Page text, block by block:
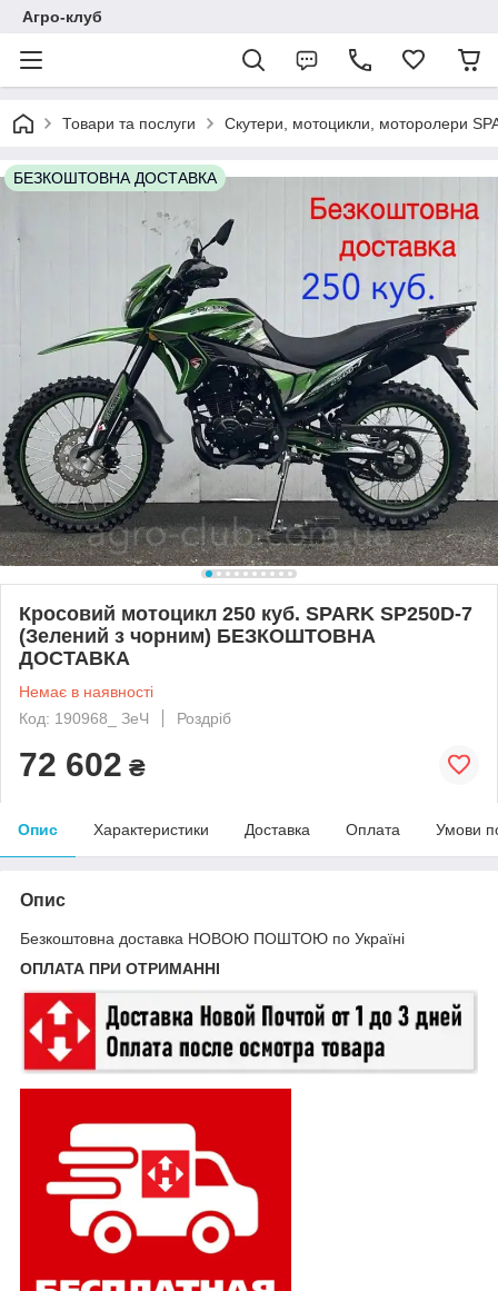
Агро-клуб
Товари та послуги Скутери, мотоцикли, моторолери
БЕЗКОШТОВНА ДОСТАВКА
Кросовий мотоцикл 250 куб. SPARK SP250D-7
(Зелений з чорним) БЕЗКОШТОВНА
ДОСТАВКА
Немає в наявності
Код: 190968_ ЗеЧ
Роздріб
72 602 ₴
Опис Характеристики Доставка Оплата Умови
Опис
Безкоштовна доставка НОВОЮ ПОШТОЮ по Україні
ОПЛАТА ПРИ ОТРИМАННІ